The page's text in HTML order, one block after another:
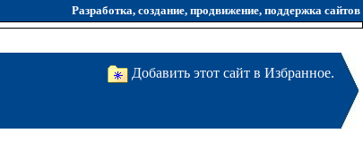
Разработка, создание, продвижение, поддержка сайтов
Добавить этот сайт в Избранное.